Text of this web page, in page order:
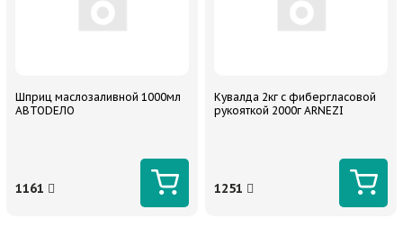
Шприц маслозаливной 1000мл
АВТОDЕЛО
1161
Кувалда 2кг с фибергласовой
рукояткой 2000г ARNEZI
1251